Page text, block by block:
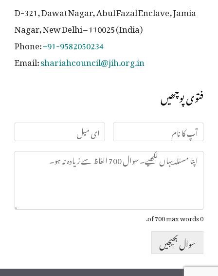
D-321, Dawat Nagar, Abul Fazal Enclave, Jamia
Nagar, New Delhi – 110025 (India)
Phone:+91-9582050234
Email:shariahcouncil@jih.org.in
فتوی پوچھیں
0 of 700 max words.
سوال بھیجیں